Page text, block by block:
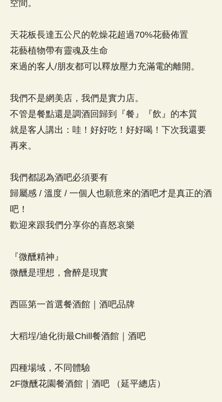
空間。
天花板長達五公尺的乾燥花超過70%花藝佈置
花藝植物帶有靈魂及生命
來過的客人/朋友都可以釋放壓力充滿電的離開。
我們不是網美店，我們是實力店。
不管是餐點還是調酒回歸到『餐』『飲』的本質
就是客人講出：哇！好好吃！好好喝！下次我還要
再來。
我們都認為酒吧必須要有
歸屬感 / 溫度 / 一個人也願意來的酒吧才是真正的酒
吧！
歡迎來跟我們分享你的喜怒哀樂
『微醺精神』
微醺是理想，會醉是現實
西區第一首選餐酒館｜酒吧品牌
大稻埕/迪化街最Chill餐酒館｜酒吧
四種場域，不同體驗
2F微醺花園餐酒館｜酒吧 （延平總店）